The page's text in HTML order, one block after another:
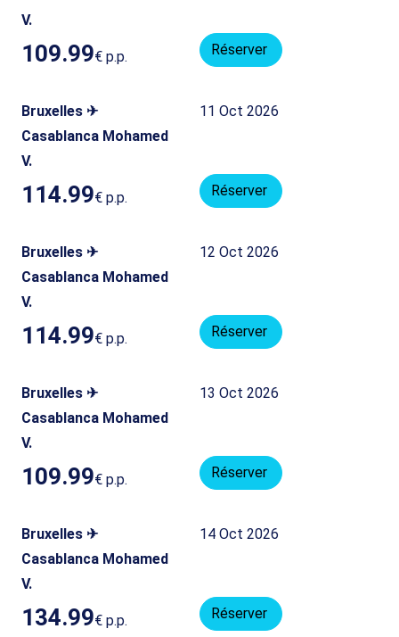
V.
109.99€ p.p. Réserver
Bruxelles ✈
Casablanca Mohamed
V.
11 Oct 2026
114.99€ p.p. Réserver
Bruxelles ✈
Casablanca Mohamed
V.
12 Oct 2026
114.99€ p.p. Réserver
Bruxelles ✈
Casablanca Mohamed
V.
13 Oct 2026
109.99€ p.p. Réserver
Bruxelles ✈
Casablanca Mohamed
V.
14 Oct 2026
134.99€ p.p. Réserver